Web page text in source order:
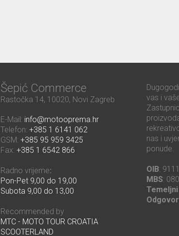
Šepić Commerce
Rastočka 14, 10020, Novi Zagreb
E-Mail: info@motooprema.hr
Telefon: +385 1 6141 062
GSM: +385 95 959 3425
Fax: +385 1 6542 866
Radno vrijeme:
Pon-Pet 9,00 do 19,00
Subota 9,00 do 13,00
Recommended by
MTC - MOTO TOUR CROATIA
SCOOTERLAND
vas i
nas i
ponude.
OIB:
MBS:
Temeljni